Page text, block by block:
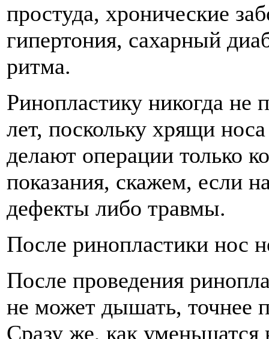
простуда, хронические
гипертония, сахарный
ритма.
Ринопластику никогда не
лет, поскольку хрящи
делают операции только
показания, скажем, если
дефекты либо травмы.
После ринопластики нос
После проведения
не может дышать, точнее
Сразу же, как уменьшатся